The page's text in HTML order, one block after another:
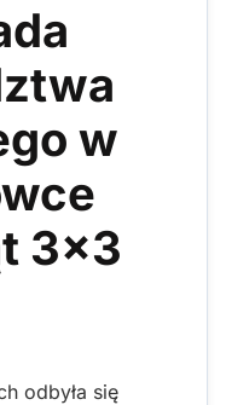
w
3x3
odbyła się